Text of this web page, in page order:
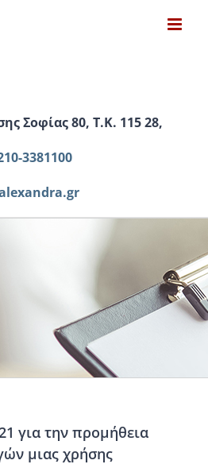
Σοφίας 80, Τ.Κ. 115 28,
3381100
για την προμήθεια
μιας χρήσης